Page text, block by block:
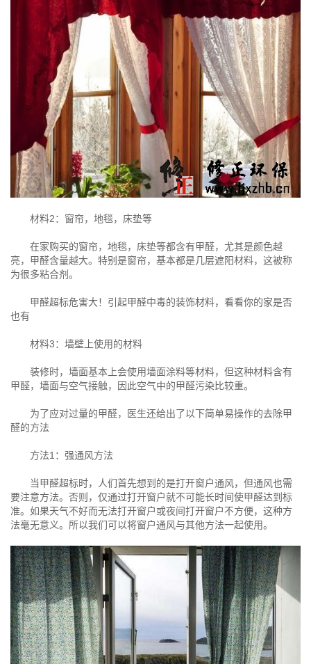
材料2：窗帘，地毯，床垫等
在家购买的窗帘，地毯，床垫等都含有甲醛，尤其是颜色越
亮，甲醛含量越大。特别是窗帘，基本都是几层遮阳材料，这被称
为很多粘合剂。
甲醛超标危害大！引起甲醛中毒的装饰材料，看看你的家是否
也有
材料3：墙壁上使用的材料
装修时，墙面基本上会使用墙面涂料等材料，但这种材料含有
甲醛，墙面与空气接触，因此空气中的甲醛污染比较重。
为了应对过量的甲醛，医生还给出了以下简单易操作的去除甲
醛的方法
方法1：强通风方法
当甲醛超标时，人们首先想到的是打开窗户通风，但通风也需
要注意方法。否则，仅通过打开窗户就不可能长时间使甲醛达到标
准。如果天气不好而无法打开窗户或夜间打开窗户不方便，这种方
法毫无意义。所以我们可以将窗户通风与其他方法一起使用。